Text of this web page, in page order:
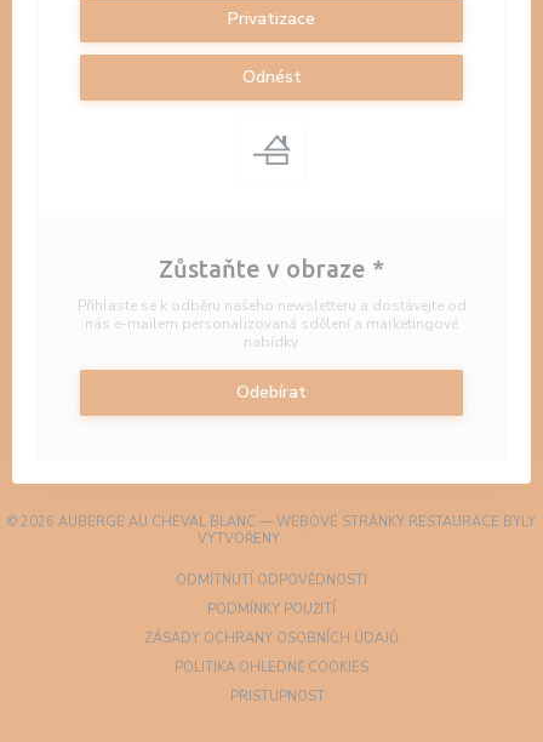
Privatizace
Odnést
Zůstaňte v obraze *
Přihlaste se k odběru našeho newsletteru a dostávejte od
nás e-mailem personalizovaná sdělení a marketingové
nabídky.
Odebírat
© 2026 AUBERGE AU CHEVAL BLANC — WEBOVÉ STRÁNKY RESTAURACE BYLY
VYTVOŘENY
ODMÍTNUTÍ ODPOVĚDNOSTI
PODMÍNKY POUŽITÍ
ZÁSADY OCHRANY OSOBNÍCH ÚDAJŮ
POLITIKA OHLEDNĚ COOKIES((OTEVŘE SE V NOVÉM
PRISTUPNOST((OTEVŘE SE V NOVÉM OKNĚ))